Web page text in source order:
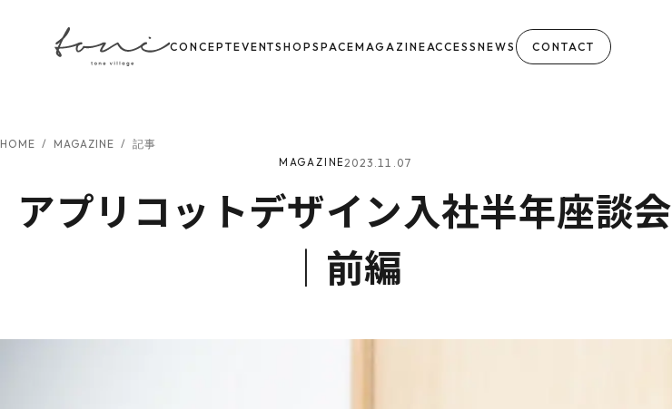
CONCEPTEVENTSHOPSPACEMAGAZINEACCESSNEWS CONTACT
HOME / MAGAZINE / 記事
MAGAZINE2023.11.07
アプリコットデザイン入社半年座談会
｜前編